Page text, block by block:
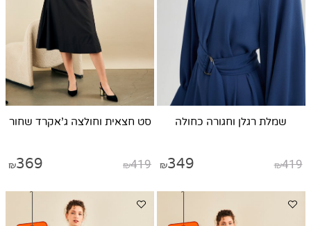
שמלת רגלן וחגורה כחולה
₪419
₪349
סט חצאית וחולצה ג'אקרד שחור
₪419
₪369